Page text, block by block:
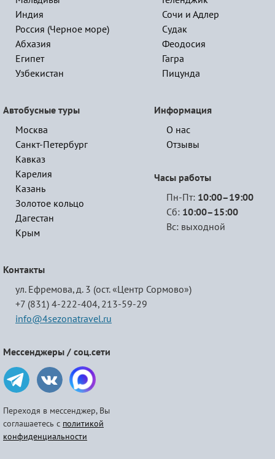
Индия
Россия (Черное море)
Абхазия
Египет
Узбекистан
Сочи и Адлер
Судак
Феодосия
Гагра
Пицунда
Автобусные туры
Москва
Санкт-Петербург
Кавказ
Карелия
Казань
Золотое кольцо
Дагестан
Крым
Информация
О нас
Отзывы
Часы работы
Пн-Пт: 10:00–19:00
Сб: 10:00–15:00
Вс: выходной
Контакты
ул. Ефремова, д. 3 (ост. «Центр Сормово»)
+7 (831) 4-222-404, 213-59-29
info@4sezonatravel.ru
Мессенджеры / соц.сети
Переходя в мессенджер, Вы
соглашаетесь с политикой
конфиденциальности